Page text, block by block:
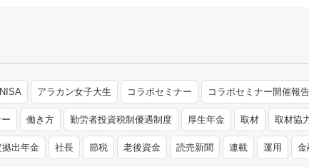
アラカン女子大生 コラボセミナー コラボセミナー開催報告
働き方 勤労者投資税制優遇制度 厚生年金 取材 取材協
拠出年金 社長 節税 老後資金 読売新聞 連載 運用 金